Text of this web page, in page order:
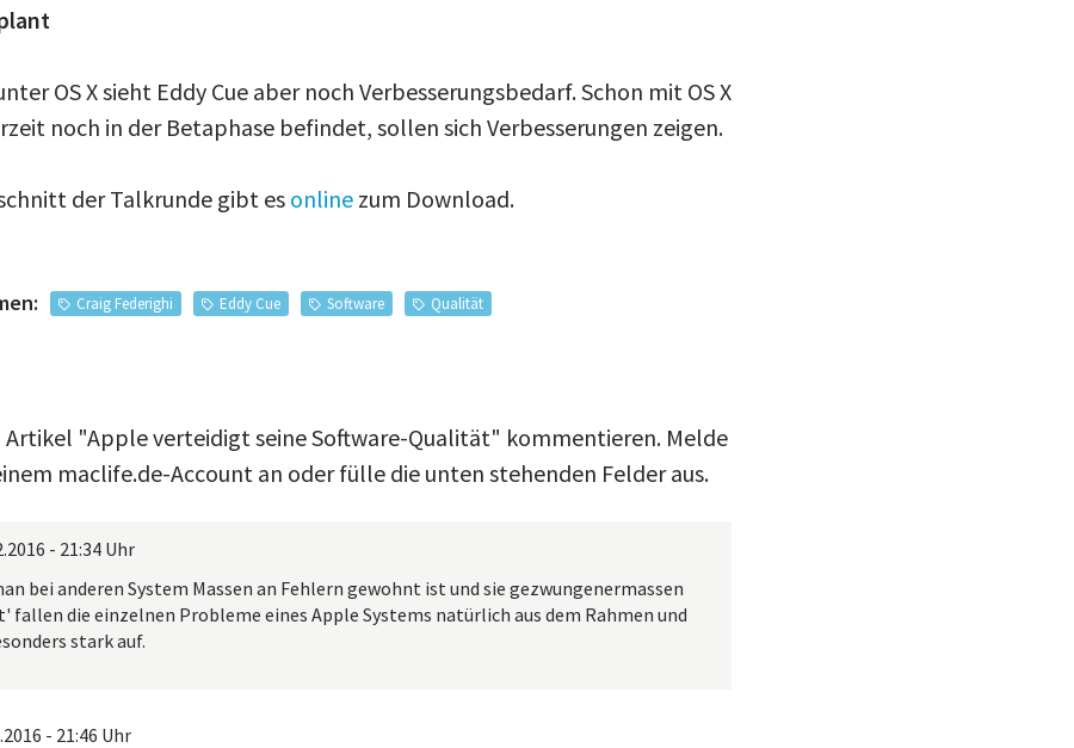
OS X sieht Eddy Cue aber noch Verbesserungsbedarf. Schon mit OS X
noch in der Betaphase befindet, sollen sich Verbesserungen zeigen.
der Talkrunde gibt esonline zum Download.
Craig Federighi Eddy Cue Software Qualität
Artikel "Apple verteidigt seine Software-Qualität" kommentieren. Melde
maclife.de-Account an oder fülle die unten stehenden Felder aus.
- 21:34 Uhr
bei anderen System Massen an Fehlern gewohnt ist und sie gezwungenermassen
fallen die einzelnen Probleme eines Apple Systems natürlich aus dem Rahmen und
stark auf.
- 21:46 Uhr